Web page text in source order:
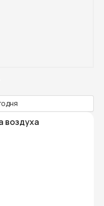
воздуха